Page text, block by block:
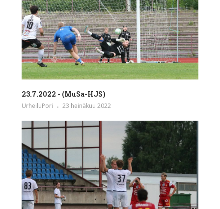
23.7.2022 - (MuSa-HJS)
UrheiluPori 23 heinäkuu 2022